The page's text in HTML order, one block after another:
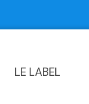
LE LABEL